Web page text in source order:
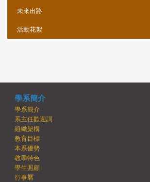
未來出路
活動花絮
學系簡介
學系簡介
系主任歡迎詞
組織架構
教育目標
本系優勢
教學特色
學生照顧
行事曆